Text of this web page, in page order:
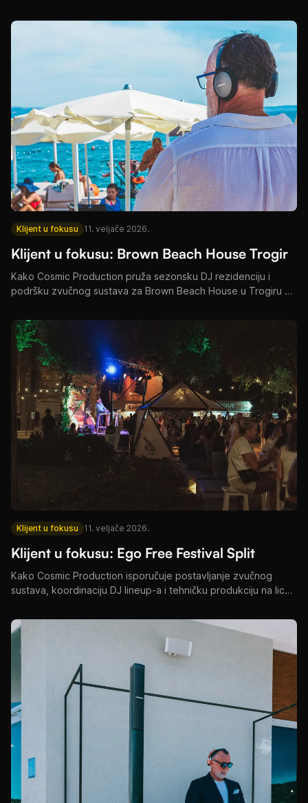
Klijent u fokusu 11. veljače 2026.
Klijent u fokusu: Brown Beach House Trogir
Kako Cosmic Production pruža sezonsku DJ rezidenciju i
podršku zvučnog sustava za Brown Beach House u Trogiru —
Klijent u fokusu 11. veljače 2026.
Klijent u fokusu: Ego Free Festival Split
Kako Cosmic Production isporučuje postavljanje zvučnog
sustava, koordinaciju DJ lineup-a i tehničku produkciju na licu